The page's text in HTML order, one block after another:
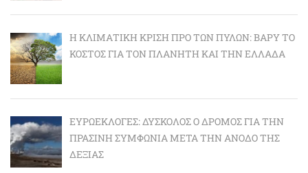
Η ΚΛΙΜΑΤΙΚΉ ΚΡΊΣΗ ΠΡΟ ΤΩΝ ΠΥΛΏΝ: BΑΡΎ ΤΟ
ΚΌΣΤΟΣ ΓΙΑ ΤΟΝ ΠΛΑΝΉΤΗ ΚΑΙ ΤΗΝ ΕΛΛΆΔΑ
ΕΥΡΩΕΚΛΟΓΈΣ: ΔΎΣΚΟΛΟΣ Ο ΔΡΌΜΟΣ ΓΙΑ ΤΗΝ
ΠΡΆΣΙΝΗ ΣΥΜΦΩΝΊΑ ΜΕΤΆ ΤΗΝ ΆΝΟΔΟ ΤΗΣ
ΔΕΞΙΆΣ